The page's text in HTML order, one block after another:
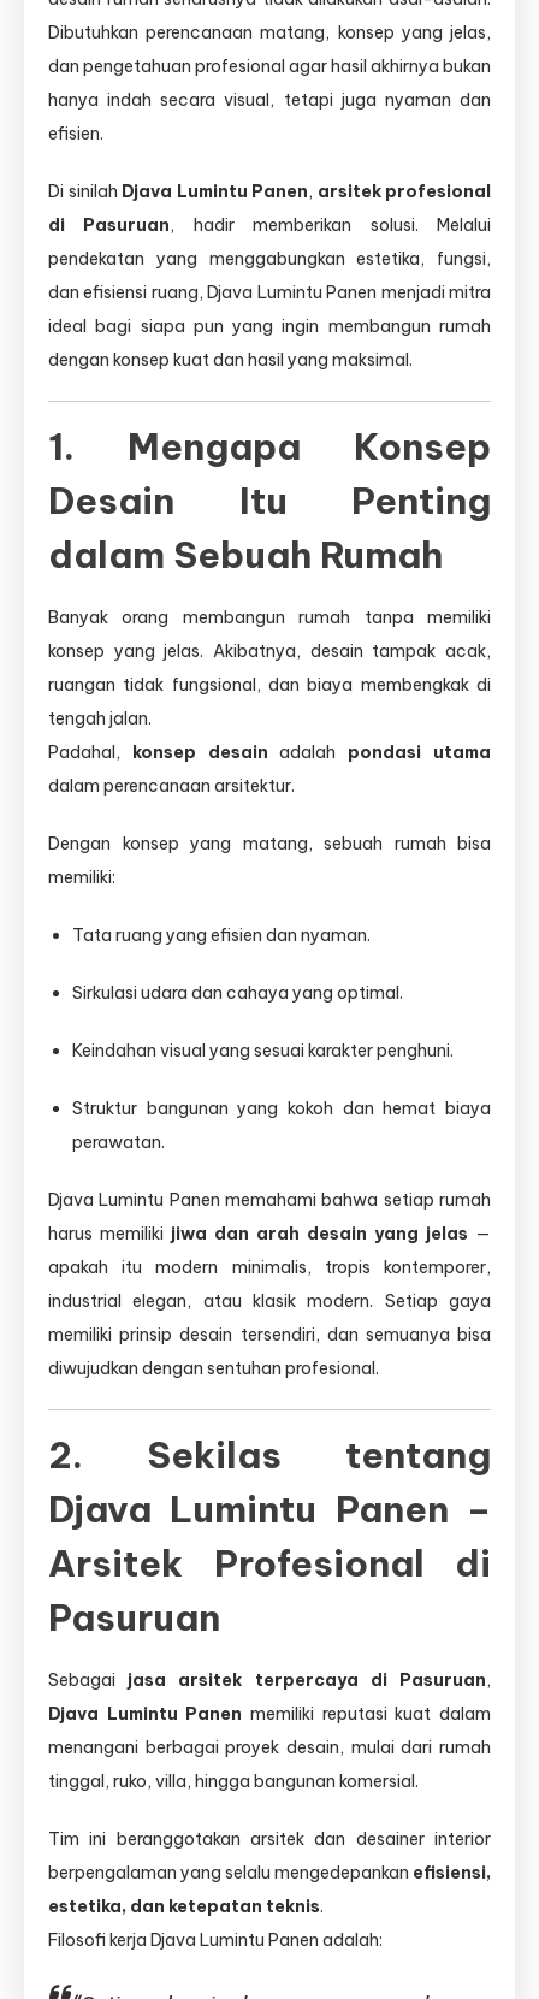
Dibutuhkan perencanaan matang, konsep yang jelas,
dan pengetahuan profesional agar hasil akhirnya bukan
hanya indah secara visual, tetapi juga nyaman dan
efisien.
Di sinilah Djava Lumintu Panen, arsitek profesional
di Pasuruan, hadir memberikan solusi. Melalui
pendekatan yang menggabungkan estetika, fungsi,
dan efisiensi ruang, Djava Lumintu Panen menjadi mitra
ideal bagi siapa pun yang ingin membangun rumah
dengan konsep kuat dan hasil yang maksimal.
1. Mengapa Konsep
Desain Itu Penting
dalam Sebuah Rumah
Banyak orang membangun rumah tanpa memiliki
konsep yang jelas. Akibatnya, desain tampak acak,
ruangan tidak fungsional, dan biaya membengkak di
tengah jalan.
Padahal, konsep desain adalah pondasi utama
dalam perencanaan arsitektur.
Dengan konsep yang matang, sebuah rumah bisa
memiliki:
Tata ruang yang efisien dan nyaman.
Sirkulasi udara dan cahaya yang optimal.
Keindahan visual yang sesuai karakter penghuni.
Struktur bangunan yang kokoh dan hemat biaya
perawatan.
Djava Lumintu Panen memahami bahwa setiap rumah
harus memiliki jiwa dan arah desain yang jelas —
apakah itu modern minimalis, tropis kontemporer,
industrial elegan, atau klasik modern. Setiap gaya
memiliki prinsip desain tersendiri, dan semuanya bisa
diwujudkan dengan sentuhan profesional.
2. Sekilas tentang
Djava Lumintu Panen –
Arsitek Profesional di
Pasuruan
Sebagai jasa arsitek terpercaya di Pasuruan,
Djava Lumintu Panen memiliki reputasi kuat dalam
menangani berbagai proyek desain, mulai dari rumah
tinggal, ruko, villa, hingga bangunan komersial.
Tim ini beranggotakan arsitek dan desainer interior
berpengalaman yang selalu mengedepankan efisiensi,
estetika, dan ketepatan teknis.
Filosofi kerja Djava Lumintu Panen adalah: